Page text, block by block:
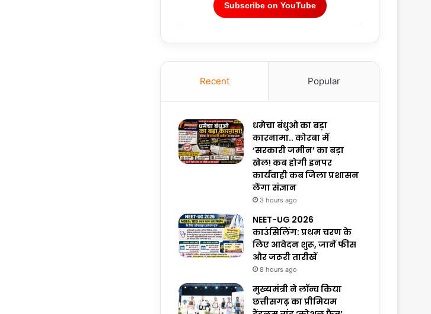
Subscribe on YouTube
Recent Popular
धमेचा बंधुओ का बड़ा
कारनामा.. कोरबा में
‘सरकारी जमीन’ का बड़ा
खेल! कब होगी इनपर
कार्यवाही कब जिला प्रशासन
लेंगा संज्ञान
3 hours ago
NEET-UG 2026
काउंसिलिंग: प्रथम चरण के
लिए आवेदन शुरू, जानें फीस
और जरूरी तारीखें
8 hours ago
मुख्यमंत्री ने लॉन्च किया
छत्तीसगढ़ का प्रीमियम